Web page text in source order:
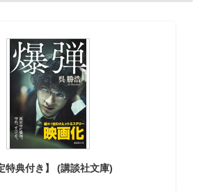
特典付き】 (講談社文庫)